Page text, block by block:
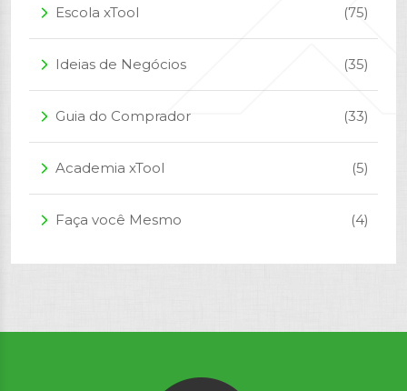
arrow_forward_ios Escola xTool (75)
arrow_forward_ios Ideias de Negócios (35)
arrow_forward_ios Guia do Comprador (33)
arrow_forward_ios Academia xTool (5)
arrow_forward_ios Faça você Mesmo (4)